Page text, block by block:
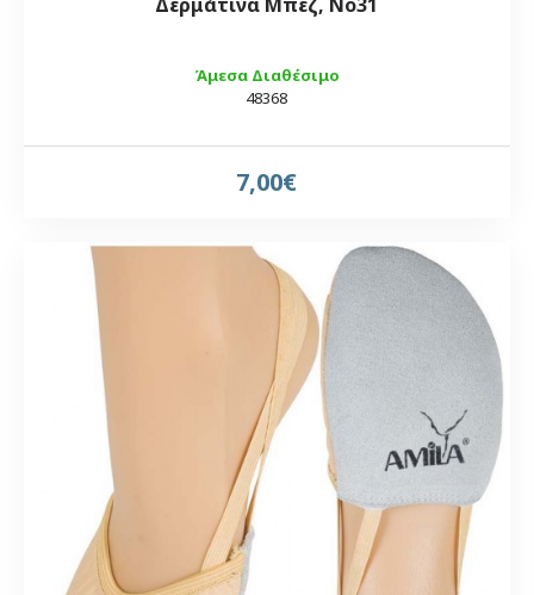
Άμεσα Διαθέσιμο
48368
7,00€